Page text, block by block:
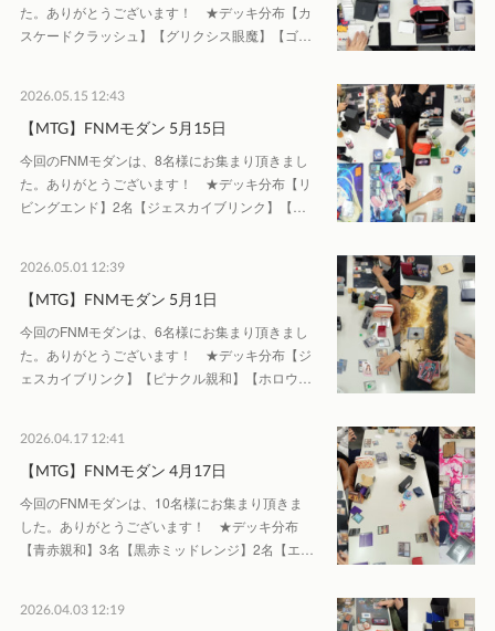
た。ありがとうございます！ ★デッキ分布【カ
スケードクラッシュ】【グリクシス眼魔】【ゴ…
2026.05.15 12:43
【MTG】FNMモダン 5月15日
今回のFNMモダンは、8名様にお集まり頂きまし
た。ありがとうございます！ ★デッキ分布【リ
ビングエンド】2名【ジェスカイブリンク】【…
2026.05.01 12:39
【MTG】FNMモダン 5月1日
今回のFNMモダンは、6名様にお集まり頂きまし
た。ありがとうございます！ ★デッキ分布【ジ
ェスカイブリンク】【ピナクル親和】【ホロウ…
2026.04.17 12:41
【MTG】FNMモダン 4月17日
今回のFNMモダンは、10名様にお集まり頂きま
した。ありがとうございます！ ★デッキ分布
【青赤親和】3名【黒赤ミッドレンジ】2名【エ…
2026.04.03 12:19